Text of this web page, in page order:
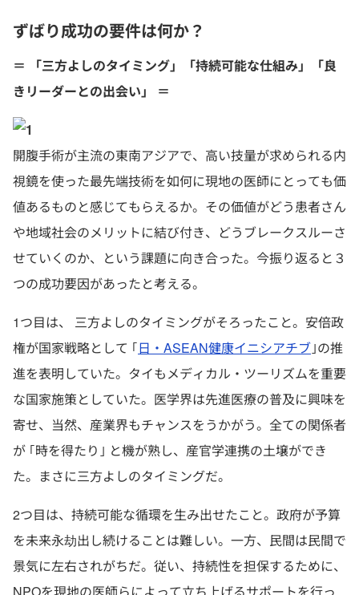
ずばり成功の要件は何か？
＝ 「三方よしのタイミング」「持続可能な仕組み」「良
きリーダーとの出会い」 ＝
開腹手術が主流の東南アジアで、高い技量が求められる内
視鏡を使った最先端技術を如何に現地の医師にとっても価
値あるものと感じてもらえるか。その価値がどう患者さん
や地域社会のメリットに結び付き、どうブレークスルーさ
せていくのか、という課題に向き合った。今振り返ると３
つの成功要因があったと考える。
1つ目は、 三方よしのタイミングがそろったこと。安倍政
権が国家戦略として ｢日・ASEAN健康イニシアチブ｣の推
進を表明していた。タイもメディカル・ツーリズムを重要
な国家施策としていた。医学界は先進医療の普及に興味を
寄せ、当然、産業界もチャンスをうかがう。全ての関係者
が ｢時を得たり｣ と機が熟し、産官学連携の土壌ができ
た。まさに三方よしのタイミングだ。
2つ目は、持続可能な循環を生み出せたこと。政府が予算
を未来永劫出し続けることは難しい。一方、民間は民間で
景気に左右されがちだ。従い、持続性を担保するために、
NPOを現地の医師らによって立ち上げるサポートを行っ